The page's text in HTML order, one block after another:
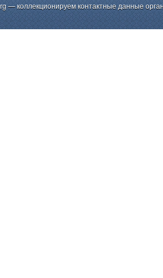
— коллекционируем контактные данные